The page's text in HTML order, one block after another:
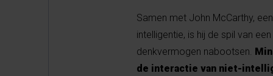
Samen met John McCarthy,
intelligentie, is hij de spil van
denkvermogen nabootsen.
de interactie van niet-